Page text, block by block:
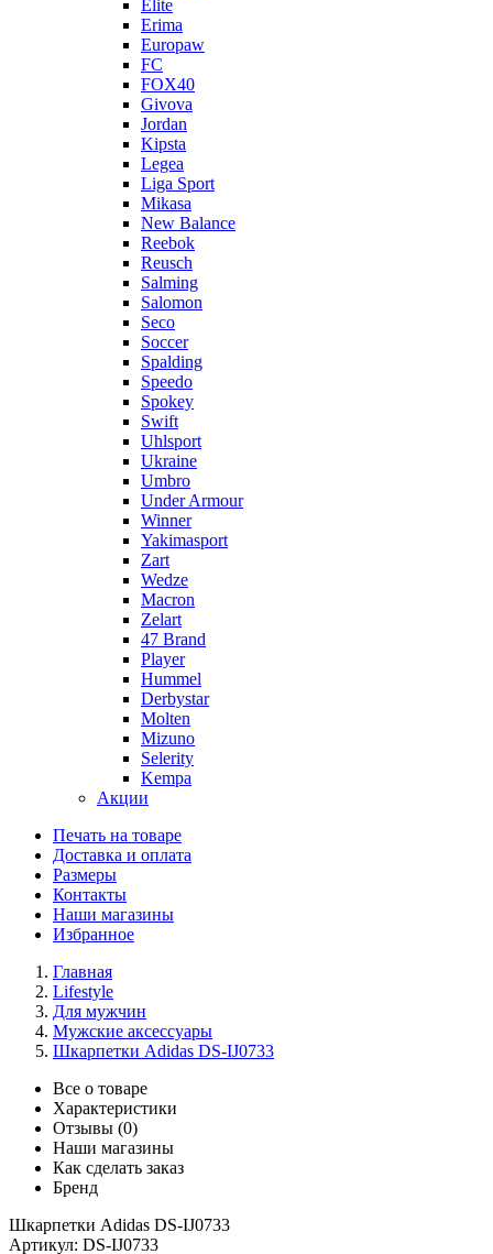
Elite
Erima
Europaw
FC
FOX40
Givova
Jordan
Kipsta
Legea
Liga Sport
Mikasa
New Balance
Reebok
Reusch
Salming
Salomon
Seco
Soccer
Spalding
Speedo
Spokey
Swift
Uhlsport
Ukraine
Umbro
Under Armour
Winner
Yakimasport
Zart
Wedze
Macron
Zelart
47 Brand
Player
Hummel
Derbystar
Molten
Mizuno
Selerity
Kempa
Акции
Печать на товаре
Доставка и оплата
Размеры
Контакты
Наши магазины
Избранное
Главная
Lifestyle
Для мужчин
Мужские аксессуары
Шкарпетки Adidas DS-IJ0733
Все о товаре
Характеристики
Отзывы (0)
Наши магазины
Как сделать заказ
Бренд
Шкарпетки Adidas DS-IJ0733
Артикул: DS-IJ0733